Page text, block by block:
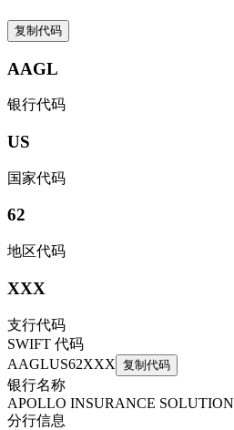
复制代码
AAGL
银行代码
US
国家代码
62
地区代码
XXX
支行代码
SWIFT 代码
AAGLUS62XXX 复制代码
银行名称
APOLLO INSURANCE
分行信息